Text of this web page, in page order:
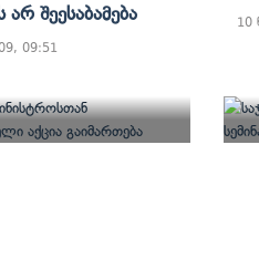
Შეესაბამება
09:51
10